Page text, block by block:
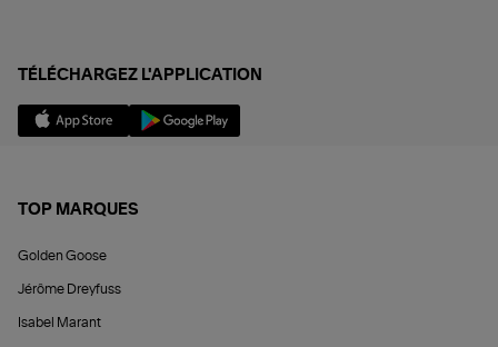
TÉLÉCHARGEZ L'APPLICATION
TOP MARQUES
Golden Goose
Jérôme Dreyfuss
Isabel Marant